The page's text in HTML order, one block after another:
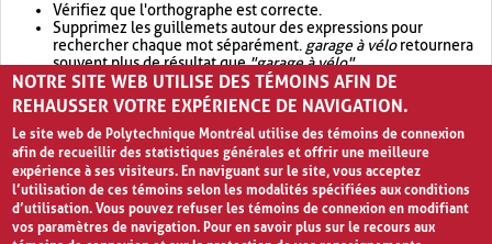
Vérifiez que l'orthographe est correcte.
Supprimez les guillemets autour des expressions pour
rechercher chaque mot séparément. garage à véloretournera
souvent plus de résultat que"garage à vélo".
Envisagez d'élargir votre recherche avec OR.garage OR vélo
retournera souvent plus de résultat quegarage à vélo
NOTRE SITE WEB UTILISE DES TÉMOINS AFIN DE
REHAUSSER VOTRE EXPÉRIENCE DE NAVIGATION.
Le site web de Polytechnique Montréal utilise des témoins de connexion
afin de recueillir des statistiques générales et offrir une meilleure
expérience à ses visiteurs. En naviguant sur le site, vous acceptez
l’utilisation de ces témoins selon les modalités spécifiées aux conditions
d’utilisation. Vous pouvez refuser les témoins de connexion en modifiant
vos paramètres de navigation. Pour en savoir plus sur le recours aux